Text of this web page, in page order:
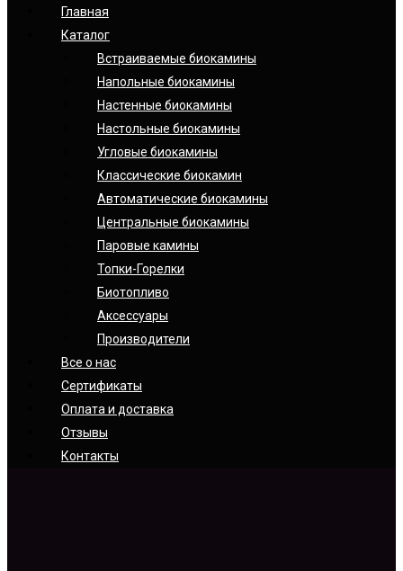
Главная
Каталог
Встраиваемые биокамины
Напольные биокамины
Настенные биокамины
Настoльные биокамины
Угловые биокамины
Классические биокамин
Автоматические биокамины
Центральные биокамины
Паровые камины
Топки-Горелки
Биотопливо
Аксессуары
Производители
Все о нас
Сертификаты
Оплата и доставка
Отзывы
Контакты